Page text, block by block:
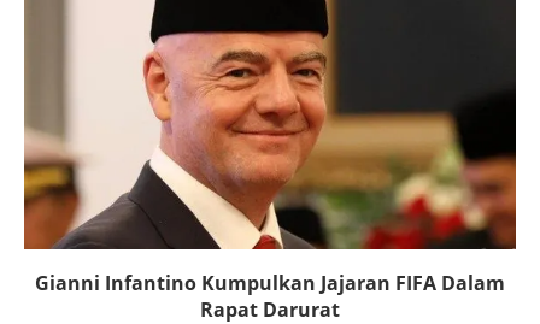
Gianni Infantino Kumpulkan Jajaran FIFA Dalam
Rapat Darurat